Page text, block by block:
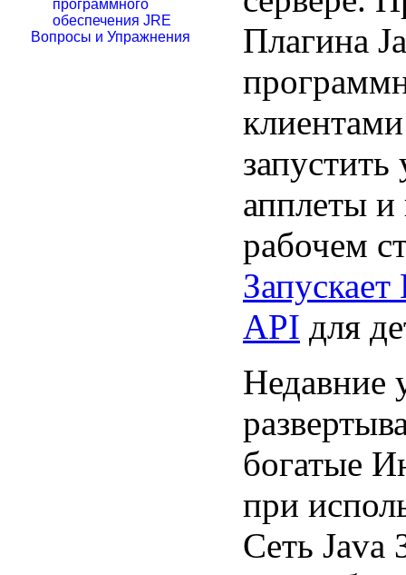
программного
обеспечения JRE
Вопросы и Упражнения
Плагина
апплеты
рабочем
API для
Недавние
богатые
при
Сеть Java